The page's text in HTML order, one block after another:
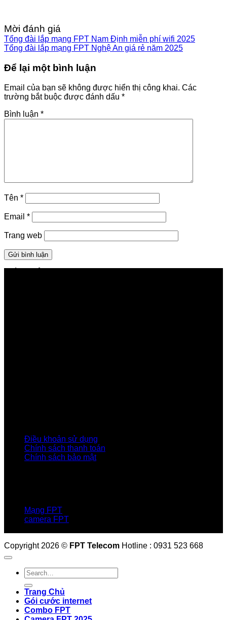
Mời đánh giá
Tổng đài lắp mạng FPT Nam Định miễn phí wifi 2025
Tổng đài lắp mạng FPT Nghệ An giá rẻ năm 2025
Để lại một bình luận
Email của bạn sẽ không được hiển thị công khai. Các
trường bắt buộc được đánh dấu *
Bình luận *
Tên *
Email *
Trang web
Điều khoản sử dụng
Chính sách thanh toán
Chính sách bảo mật
Mạng FPT
camera FPT
Copyright 2026 © FPT Telecom Hotline : 0931 523 668
Trang Chủ
Gói cước internet
Combo FPT